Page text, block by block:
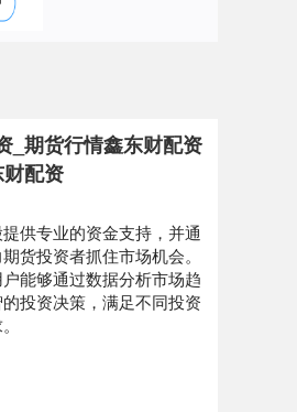
_期货行情鑫东财配资
财配资
供专业的资金支持，并通
货投资者抓住市场机会。
能够通过数据分析市场趋
投资决策，满足不同投资